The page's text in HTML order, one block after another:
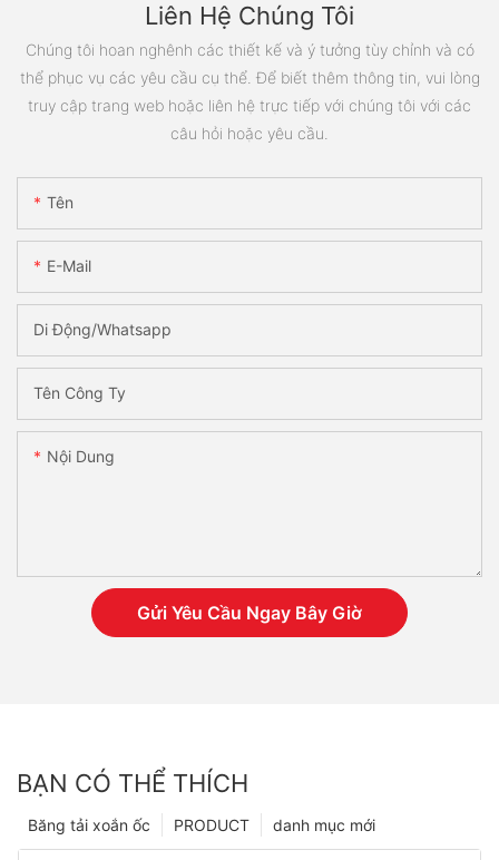
Liên Hệ Chúng Tôi
Chúng tôi hoan nghênh các thiết kế và ý tưởng tùy chỉnh và có
thể phục vụ các yêu cầu cụ thể. Để biết thêm thông tin, vui lòng
truy cập trang web hoặc liên hệ trực tiếp với chúng tôi với các
câu hỏi hoặc yêu cầu.
Tên
E-Mail
Di Động/Whatsapp
Tên Công Ty
Nội Dung
Gửi Yêu Cầu Ngay Bây Giờ
BẠN CÓ THỂ THÍCH
danh mục mới
PRODUCT
Băng tải xoắn ốc